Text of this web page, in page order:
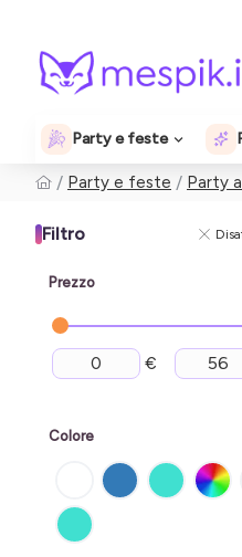
Party e feste
Party e feste Party
Filtro
Prezzo
€
Colore